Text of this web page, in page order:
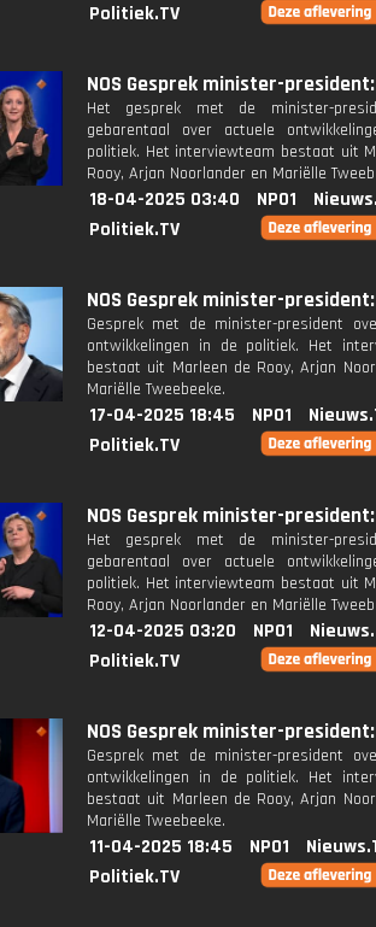
Politiek.TV
NOS Gesprek minister-
Het gesprek met de minister-
gebarentaal over actuele
politiek. Het interviewteam bestaat uit
Rooy, Arjan Noorlander en Mariëlle
18-04-2025 03:40 NPO1
Politiek.TV
NOS Gesprek minister-
Gesprek met de minister-president
ontwikkelingen in de politiek. Het
bestaat uit Marleen de Rooy, Arjan
Mariëlle Tweebeeke.
17-04-2025 18:45 NPO1
Politiek.TV
NOS Gesprek minister-
Het gesprek met de minister-
gebarentaal over actuele
politiek. Het interviewteam bestaat uit
Rooy, Arjan Noorlander en Mariëlle
12-04-2025 03:20 NPO1
Politiek.TV
NOS Gesprek minister-
Gesprek met de minister-president
ontwikkelingen in de politiek. Het
bestaat uit Marleen de Rooy, Arjan
Mariëlle Tweebeeke.
11-04-2025 18:45 NPO1
Politiek.TV